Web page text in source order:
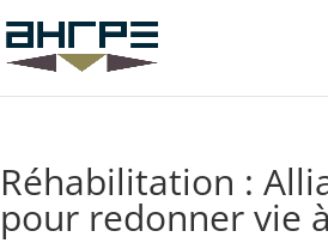
Réhabilitation :
pour redonner vie